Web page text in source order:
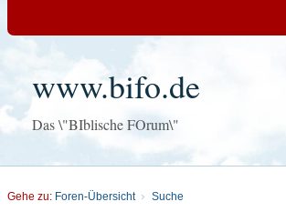
www.bifo.de
Das \"BIblische FOrum\"
Gehe zu: Foren-Übersicht Suche